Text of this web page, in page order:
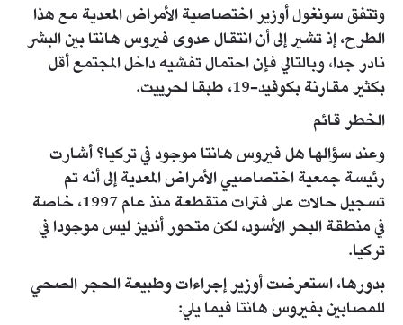
وتتفق سونغول أوزير اختصاصية الأمراض المعدية مع هذا
الطرح، إذ تشير إلى أن انتقال عدوى فيروس هانتا بين البشر
نادر جدا، وبالتالي فإن احتمال تفشيه داخل المجتمع أقل
بكثير مقارنة بكوفيد-19، طبقا لحرييت.
الخطر قائم
وعند سؤالها هل فيروس هانتا موجود في تركيا؟ أشارت
رئيسة جمعية اختصاصيي الأمراض المعدية إلى أنه تم
تسجيل حالات على فترات متقطعة منذ عام 1997، خاصة
في منطقة البحر الأسود، لكن متحور أنديز ليس موجودا في
تركيا.
بدورها، استعرضت أوزير إجراءات وطبيعة الحجر الصحي
للمصابين بفيروس هانتا فيما يلي: